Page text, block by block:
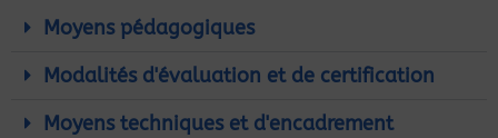
Moyens pédagogiques
Modalités d'évaluation et de certification
Moyens techniques et d'encadrement